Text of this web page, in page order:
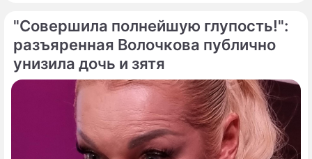
доселе четкостью.
"Совершила полнейшую глупость!":
разъяренная Волочкова публично
унизила дочь и зятя